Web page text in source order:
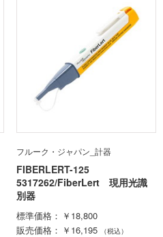
フルーク・ジャパン_計器
FIBERLERT-125
5317262/FiberLert 現用光識
別器
標準価格
￥18,800
販売価格
￥16,195 （税込）